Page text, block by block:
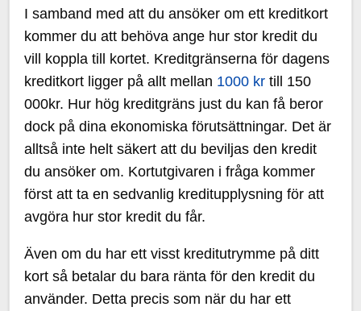
I samband med att du ansöker om ett kreditkort
kommer du att behöva ange hur stor kredit du
vill koppla till kortet. Kreditgränserna för dagens
kreditkort ligger på allt mellan 1000 kr till 150
000kr. Hur hög kreditgräns just du kan få beror
dock på dina ekonomiska förutsättningar. Det är
alltså inte helt säkert att du beviljas den kredit
du ansöker om. Kortutgivaren i fråga kommer
först att ta en sedvanlig kreditupplysning för att
avgöra hur stor kredit du får.
Även om du har ett visst kreditutrymme på ditt
kort så betalar du bara ränta för den kredit du
använder. Detta precis som när du har ett